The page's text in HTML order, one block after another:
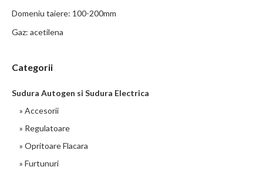
Domeniu taiere: 100-200mm
Gaz: acetilena
Categorii
Sudura Autogen si Sudura Electrica
» Accesorii
» Regulatoare
» Opritoare Flacara
» Furtunuri